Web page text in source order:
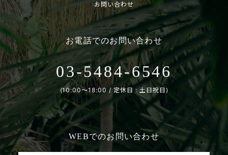
お問い合わせ
お電話でのお問い合わせ
03-5484-6546
(10:00〜18:00 / 定休日 : 土日祝日)
WEBでのお問い合わせ